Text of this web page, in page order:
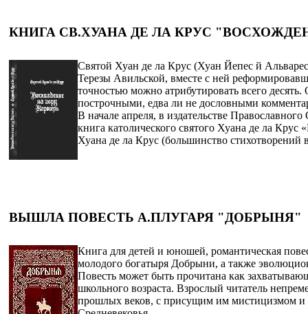
КНИГА СВ.ХУАНА ДЕ ЛА КРУС
Святой Хуан де ла Крус (Хуан Йепес й
Терезы Авильской, вместе с ней
точностью можно атрибутировать всего десять.
построчными, едва ли не дословными
В начале апреля, в издательстве
книга католического святого Хуана де ла
Хуана де ла Крус (большинство стихотворений
ВЫШЛА ПОВЕСТЬ А.ПЛУГАРЯ "ДОБРЫНЯ"
Книга для детей и юношей, романтическая
молодого богатыря Добрыни, а также
Повесть может быть прочитана как
школьного возраста. Взрослый читатель
прошлых веков, с присущим им мистицизмом и